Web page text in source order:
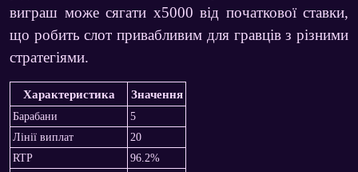
виграш може сягати х5000 від початкової ставки,
що робить слот привабливим для гравців з різними
стратегіями.
Характеристика Значення
Барабани
5
Лінії виплат
20
RTP
96.2%